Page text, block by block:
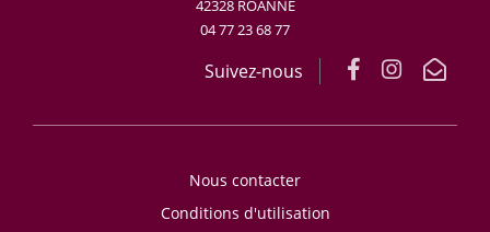
42328 ROANNE
04 77 23 68 77
Suivez-nous
Nous contacter
Conditions d'utilisation